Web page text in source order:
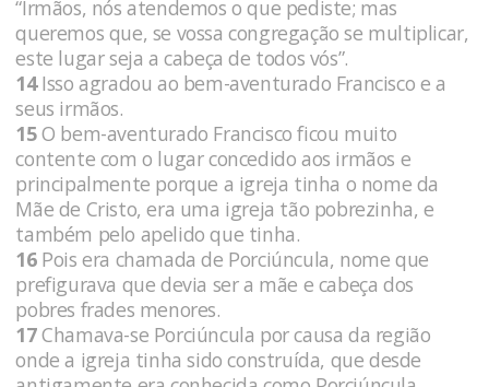
“Irmãos, nós atendemos o que pediste; mas
queremos que, se vossa congregação se multiplicar,
este lugar seja a cabeça de todos vós”.
14Isso agradou ao bem-aventurado Francisco e a
seus irmãos.
15O bem-aventurado Francisco ficou muito
contente com o lugar concedido aos irmãos e
principalmente porque a igreja tinha o nome da
Mãe de Cristo, era uma igreja tão pobrezinha, e
também pelo apelido que tinha.
16Pois era chamada de Porciúncula, nome que
prefigurava que devia ser a mãe e cabeça dos
pobres frades menores.
17Chamava-se Porciúncula por causa da região
onde a igreja tinha sido construída, que desde